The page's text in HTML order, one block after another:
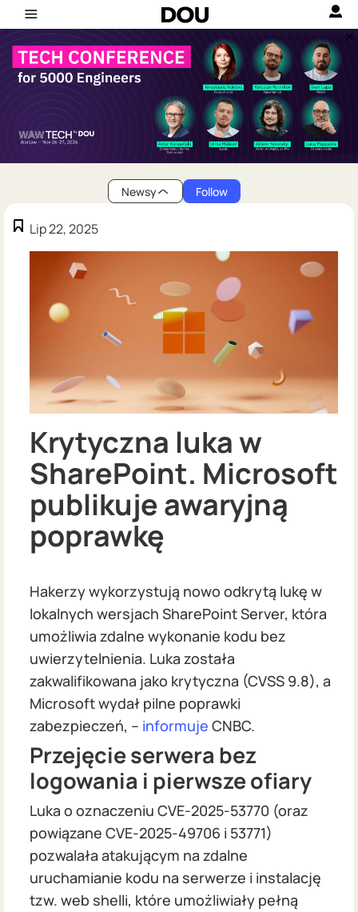
Newsy Follow
Lip 22, 2025
Krytyczna luka w
SharePoint. Microsoft
publikuje awaryjną
poprawkę
Hakerzy wykorzystują nowo odkrytą lukę w
lokalnych wersjach SharePoint Server, która
umożliwia zdalne wykonanie kodu bez
uwierzytelnienia. Luka została
zakwalifikowana jako krytyczna (CVSS 9.8), a
Microsoft wydał pilne poprawki
zabezpieczeń, – informuje CNBC.
Przejęcie serwera bez
logowania i pierwsze ofiary
Luka o oznaczeniu CVE‑2025‑53770 (oraz
powiązane CVE‑2025‑49706 i 53771)
pozwalała atakującym na zdalne
uruchamianie kodu na serwerze i instalację
tzw. web shelli, które umożliwiały pełną